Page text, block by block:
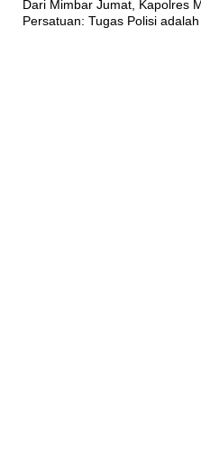
Dari Mimbar Jumat, Kapolres
Persatuan: Tugas Polisi